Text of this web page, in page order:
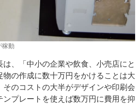
稼動
、「中小の企業や飲食、小売店にと
物の作成に数十万円をかけることは大
そのコストの大半がデザインや印刷会
ンプレートを使えば数万円に費用を抑